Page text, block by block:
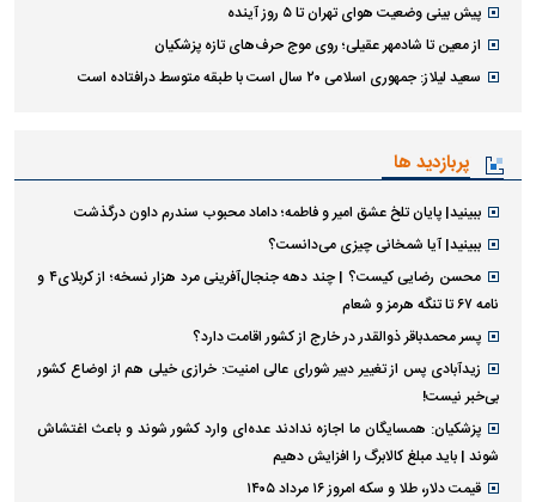
پیش بینی وضعیت هوای تهران تا ۵ روز آینده
از معین تا شادمهر عقیلی؛ روی موج حرف‌های تازه پزشکیان
سعید لیلاز: جمهوری اسلامی ۲۰ سال است با طبقه متوسط درافتاده است
پربازدید ها
ببینید| پایان تلخ عشق امیر و فاطمه؛ داماد محبوب سندرم داون درگذشت
ببینید| آیا شمخانی چیزی می‌دانست؟
محسن رضایی کیست؟ | چند دهه جنجال‌آفرینی مرد هزار نسخه؛ از کربلای۴ و
نامه ۶۷ تا تنگه هرمز و شعام
پسر محمدباقر ذوالقدر در خارج از کشور اقامت دارد؟
زیدآبادی پس از تغییر دبیر شورای عالی امنیت: خرازی خیلی هم از اوضاع کشور
بی‌خبر نیست!
پزشکیان: همسایگان ما اجازه ندادند عده‌ای وارد کشور شوند و باعث اغتشاش
شوند | باید مبلغ کالابرگ را افزایش دهیم
قیمت دلار، طلا و سکه امروز ۱۶ مرداد ۱۴۰۵